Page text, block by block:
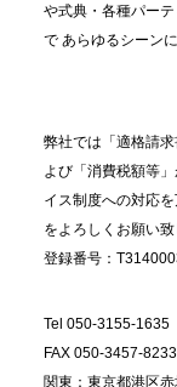
分”の時代へ
オードブル」
プレスリリー
納会ケータリ
コミュニケー
や式典・各種パー
で あらゆるシーン
弊社では「適格請
よび「消費税額等
イス制度への対応
をよろしくお願い致
登録番号：
Tel 050-3155-1635
FAX 050-3457-8233
関東：東京都港区